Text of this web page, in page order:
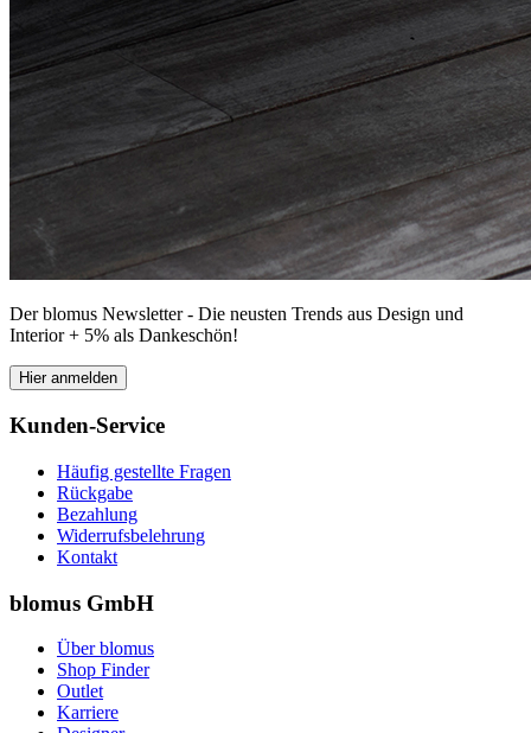
Der blomus Newsletter - Die neusten Trends aus Design und
Interior + 5% als Dankeschön!
Hier anmelden
Kunden-Service
Häufig gestellte Fragen
Rückgabe
Bezahlung
Widerrufsbelehrung
Kontakt
blomus GmbH
Über blomus
Shop Finder
Outlet
Karriere